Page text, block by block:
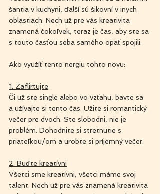
šantia v kuchyni, ďalší sú šikovní v inych
oblastiach. Nech už pre vás kreativita
znamená čokoľvek, teraz je čas, aby ste sa
s touto časťou seba samého opäť spojili.
Ako využíť tento nergiu tohto novu:
1. Zaflirtujte
Či už ste single alebo vo vzťahu, bavte sa
a užívajte si tento čas. Užite si romantický
večer pre dvoch. Ste slobodni, nie je
problém. Dohodnite si stretnutie s
priateľkou/om a urobte si príjemný večer.
2. Buďte kreatívni
Všetci sme kreatívni, všetci máme svoj
talent. Nech už pre vás znamená kreativita